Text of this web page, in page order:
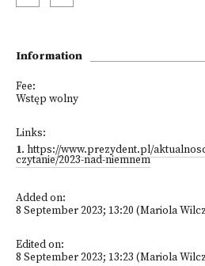
Information
Fee:
Wstęp wolny
Links:
1. https://www.prezydent.pl/
czytanie/2023-nad-niemnem
Added on:
8 September 2023; 13:20 (Mariola
Edited on:
8 September 2023; 13:23 (Mariola